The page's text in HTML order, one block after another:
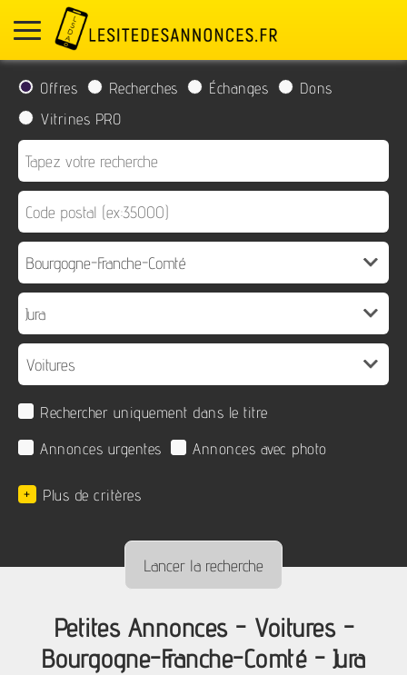
Offres Recherches Échanges
Dons
Vitrines PRO
Rechercher uniquement dans le titre
Annonces urgentes
Annonces avec photo
+ Plus de critères
Petites Annonces - Voitures -
Bourgogne-Franche-Comté - Jura